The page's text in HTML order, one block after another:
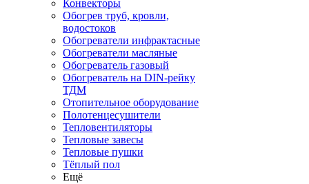
Конвекторы
Обогрев труб, кровли,
водостоков
Обогреватели инфрактасные
Обогреватели масляные
Обогреватель газовый
Обогреватель на DIN-рейку
ТДМ
Отопительное оборудование
Полотенцесушители
Тепловентиляторы
Тепловые завесы
Тепловые пушки
Тёплый пол
Ещё